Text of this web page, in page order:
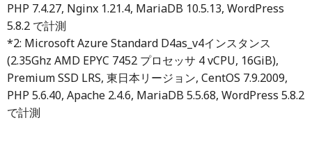
PHP 7.4.27, Nginx 1.21.4, MariaDB 10.5.13, WordPress
5.8.2 で計測
*2: Microsoft Azure Standard D4as_v4インスタンス
(2.35Ghz AMD EPYC 7452 プロセッサ 4 vCPU, 16GiB),
Premium SSD LRS, 東日本リージョン, CentOS 7.9.2009,
PHP 5.6.40, Apache 2.4.6, MariaDB 5.5.68, WordPress 5.8.2
で計測